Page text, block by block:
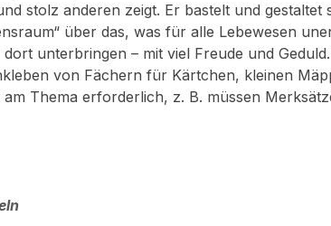
stolz anderen zeigt. Er bastelt und gestaltet
über das, was für alle Lebewesen
unterbringen – mit viel Freude und
von Fächern für Kärtchen, kleinen
Thema erforderlich, z. B. müssen